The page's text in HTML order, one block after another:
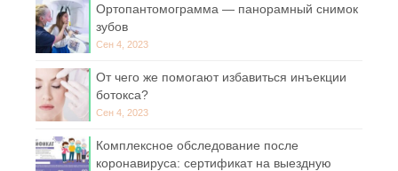
Ортопантомограмма — панорамный снимок
зубов
Сен 4, 2023
От чего же помогают избавиться инъекции
ботокса?
Сен 4, 2023
Комплексное обследование после
коронавируса: сертификат на выездную